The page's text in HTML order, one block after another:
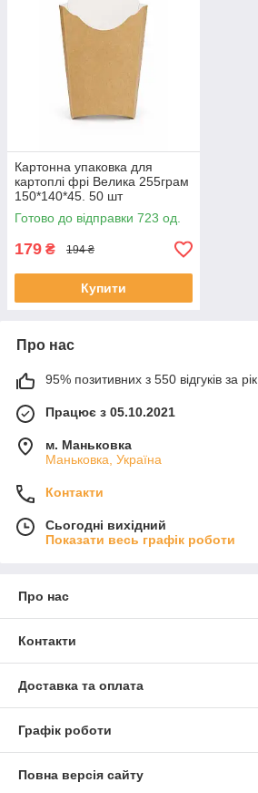
Картонна упаковка для
картоплі фрі Велика 255грам
150*140*45. 50 шт
Готово до відправки 723 од.
179 ₴ 194 ₴
Купити
Про нас
95% позитивних з 550 відгуків за рік
Працює з 05.10.2021
м. Маньковка
Маньковка, Україна
Контакти
Сьогодні вихідний
Показати весь графік роботи
Про нас
Контакти
Доставка та оплата
Графік роботи
Повна версія сайту